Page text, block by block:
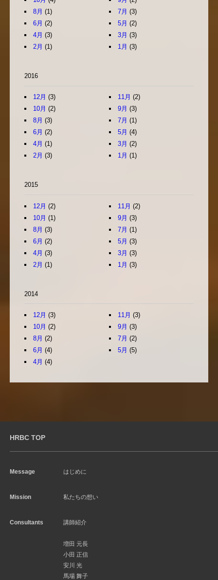
8月 (1) 7月 (3)
6月 (2) 5月 (2)
4月 (3) 3月 (3)
2月 (1) 1月 (3)
2016
12月 (3) 11月 (2)
10月 (2) 9月 (3)
8月 (3) 7月 (1)
6月 (2) 5月 (4)
4月 (1) 3月 (2)
2月 (3) 1月 (1)
2015
12月 (2) 11月 (2)
10月 (1) 9月 (3)
8月 (3) 7月 (1)
6月 (2) 5月 (3)
4月 (3) 3月 (3)
2月 (1) 1月 (3)
2014
12月 (3) 11月 (3)
10月 (2) 9月 (3)
8月 (2) 7月 (2)
6月 (4) 5月 (5)
4月 (4)
HRBC TOP
Message はじめに
Mission 私たちの想い
Consultants 講師紹介
増田 元長
小田 正信
安川 光
馬場 舞子